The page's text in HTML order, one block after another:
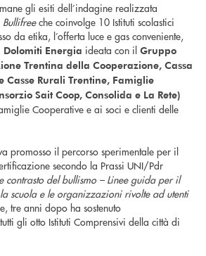
gli esiti dell’indagine realizzata
Bullifreeche coinvolge 10 Istituti scolastici
da etika, l’offerta luce e gas conveniente,
Dolomiti Energia ideata con il Gruppo
Trentina della Cooperazione, Cassa
Casse Rurali Trentine, Famiglie
Sait Coop, Consolida e La Rete)
Cooperative e ai soci e clienti delle
promosso il percorso sperimentale per il
secondo la Prassi UNI/Pdr
contrasto del bullismo – Linee guida per il
scuola e le organizzazioni rivolte ad utenti
tre anni dopo ha sostenuto
gli otto Istituti Comprensivi della città di